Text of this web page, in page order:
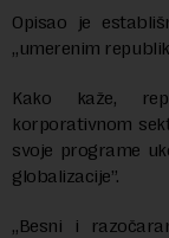
Opisao je
„umerenim
Kako kaže,
korporativnom
svoje programe
globalizacije”.
„Besni i